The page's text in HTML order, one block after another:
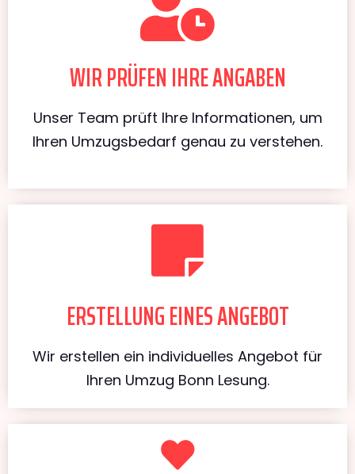
WIR PRÜFEN IHRE ANGABEN
Unser Team prüft Ihre Informationen, um
Ihren Umzugsbedarf genau zu verstehen.
ERSTELLUNG EINES ANGEBOT
Wir erstellen ein individuelles Angebot für
Ihren Umzug Bonn Lesung.